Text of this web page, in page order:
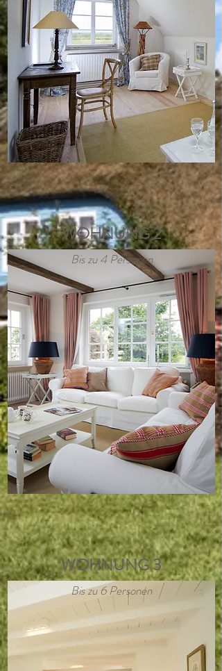
WOHNUNG 2
Bis zu 4 Personen
WOHNUNG 3
Bis zu 6 Personen